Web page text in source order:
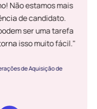
Não estamos mais
de candidato.
ser uma tarefa
isso muito fácil."
de Aquisição de